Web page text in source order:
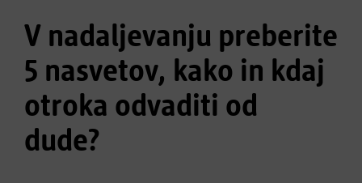
V nadaljevanju preberite
5 nasvetov, kako in kdaj
otroka odvaditi od
dude?